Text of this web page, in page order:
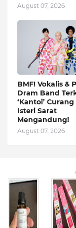
August 07, 2026
BMF! Vokalis &
Dram Band
‘Kantoi’ Curang
Isteri Sarat
Mengandung!
August 07, 2026